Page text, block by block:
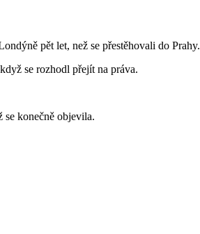
pět let, než se přestěhovali do Prahy.
se rozhodl přejít na práva.
konečně objevila.